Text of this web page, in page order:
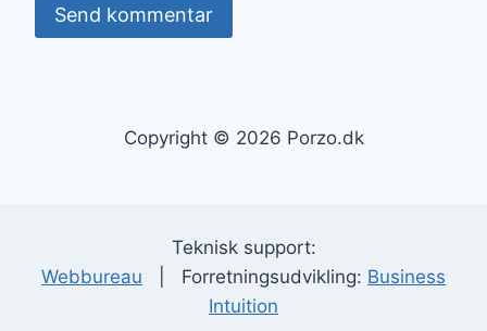
Copyright © 2026 Porzo.dk
Teknisk support:
Webbureau | Forretningsudvikling: Business
Intuition